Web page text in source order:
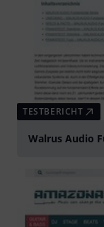
TESTBERICHT
Walrus Audio